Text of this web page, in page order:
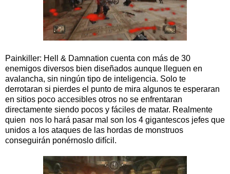
Painkiller: Hell & Damnation cuenta con más de 30
enemigos diversos bien diseñados aunque lleguen en
avalancha, sin ningún tipo de inteligencia. Solo te
derrotaran si pierdes el punto de mira algunos te esperaran
en sitios poco accesibles otros no se enfrentaran
directamente siendo pocos y fáciles de matar. Realmente
quien nos lo hará pasar mal son los 4 gigantescos jefes que
unidos a los ataques de las hordas de monstruos
conseguirán ponérnoslo difícil.